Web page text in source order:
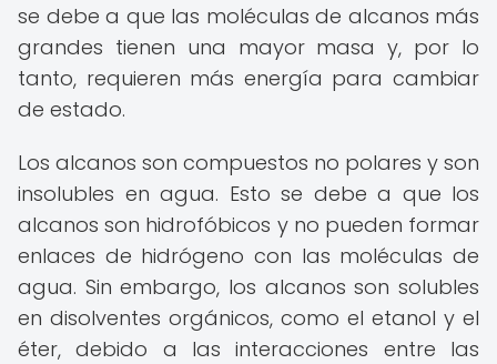
se debe a que las moléculas de alcanos más
grandes tienen una mayor masa y, por lo
tanto, requieren más energía para cambiar
de estado.
Los alcanos son compuestos no polares y son
insolubles en agua. Esto se debe a que los
alcanos son hidrofóbicos y no pueden formar
enlaces de hidrógeno con las moléculas de
agua. Sin embargo, los alcanos son solubles
en disolventes orgánicos, como el etanol y el
éter, debido a las interacciones entre las